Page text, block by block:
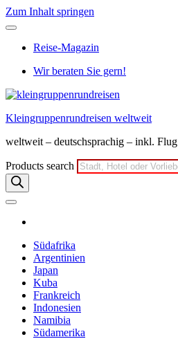
Zum Inhalt springen
Reise-Magazin
Wir beraten Sie gern!
Kleingruppenrundreisen weltweit
weltweit – deutschsprachig – inkl. Flug
Products search
Südafrika
Argentinien
Japan
Kuba
Frankreich
Indonesien
Namibia
Südamerika